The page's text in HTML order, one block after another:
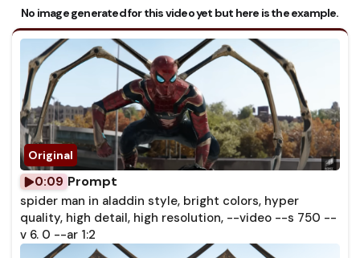
No image generated for this video yet but here is the example.
0:09 Prompt
spider man in aladdin style, bright colors, hyper
quality, high detail, high resolution, --video --s 750 --
v 6. 0 --ar 1:2